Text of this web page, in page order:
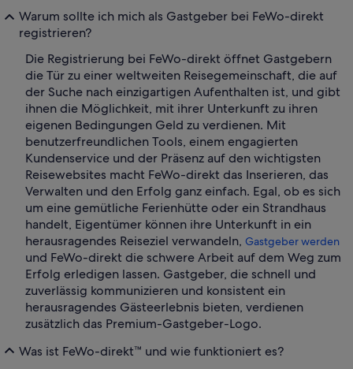
Warum sollte ich mich als Gastgeber bei FeWo-direkt
registrieren?
Die Registrierung bei FeWo-direkt öffnet Gastgebern
die Tür zu einer weltweiten Reisegemeinschaft, die auf
der Suche nach einzigartigen Aufenthalten ist, und gibt
ihnen die Möglichkeit, mit ihrer Unterkunft zu ihren
eigenen Bedingungen Geld zu verdienen. Mit
benutzerfreundlichen Tools, einem engagierten
Kundenservice und der Präsenz auf den wichtigsten
Reisewebsites macht FeWo-direkt das Inserieren, das
Verwalten und den Erfolg ganz einfach. Egal, ob es sich
um eine gemütliche Ferienhütte oder ein Strandhaus
handelt, Eigentümer können ihre Unterkunft in ein
herausragendes Reiseziel verwandeln, Gastgeber werden
und FeWo-direkt die schwere Arbeit auf dem Weg zum
Erfolg erledigen lassen. Gastgeber, die schnell und
zuverlässig kommunizieren und konsistent ein
herausragendes Gästeerlebnis bieten, verdienen
zusätzlich das Premium-Gastgeber-Logo.
Was ist FeWo-direkt™ und wie funktioniert es?